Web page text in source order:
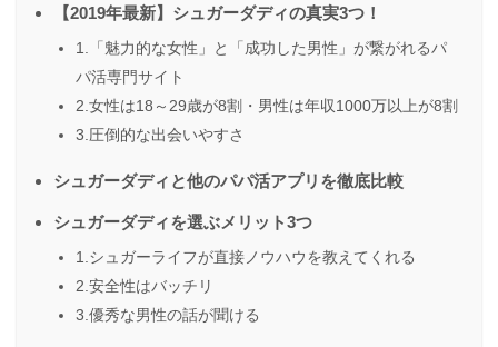
【2019年最新】シュガーダディの真実3つ！
1.「魅力的な女性」と「成功した男性」が繋がれるパ
パ活専門サイト
2.女性は18～29歳が8割・男性は年収1000万以上が8割
3.圧倒的な出会いやすさ
シュガーダディと他のパパ活アプリを徹底比較
シュガーダディを選ぶメリット3つ
1.シュガーライフが直接ノウハウを教えてくれる
2.安全性はバッチリ
3.優秀な男性の話が聞ける